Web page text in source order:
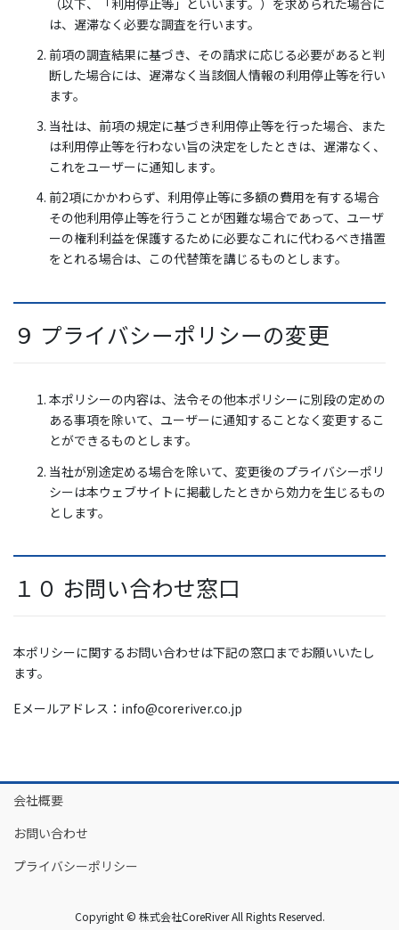
は、遅滞なく必要な調査を行います。
前項の調査結果に基づき、その請求に応じる必要があると判
断した場合には、遅滞なく当該個人情報の利用停止等を行い
ます。
当社は、前項の規定に基づき利用停止等を行った場合、また
は利用停止等を行わない旨の決定をしたときは、遅滞なく、
これをユーザーに通知します。
前2項にかかわらず、利用停止等に多額の費用を有する場合
その他利用停止等を行うことが困難な場合であって、ユーザ
ーの権利利益を保護するために必要なこれに代わるべき措置
をとれる場合は、この代替策を講じるものとします。
９ プライバシーポリシーの変更
本ポリシーの内容は、法令その他本ポリシーに別段の定めの
ある事項を除いて、ユーザーに通知することなく変更するこ
とができるものとします。
当社が別途定める場合を除いて、変更後のプライバシーポリ
シーは本ウェブサイトに掲載したときから効力を生じるもの
とします。
１０ お問い合わせ窓口
本ポリシーに関するお問い合わせは下記の窓口までお願いいたし
ます。
Eメールアドレス：info@coreriver.co.jp
会社概要
お問い合わせ
プライバシーポリシー
Copyright © 株式会社CoreRiver All Rights Reserved.